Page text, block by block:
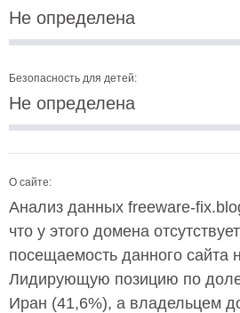
Не определена
Безопасность для детей:
Не определена
О сайте:
Анализ данных freeware-
что у этого домена
посещаемость данного сайта
Лидирующую позицию по
Иран (41,6%), а владельцем